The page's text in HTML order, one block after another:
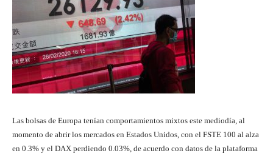
Las bolsas de Europa tenían comportamientos mixtos este mediodía, al
momento de abrir los mercados en Estados Unidos, con el FSTE 100 al alza
en 0.3% y el DAX perdiendo 0.03%, de acuerdo con datos de la plataforma